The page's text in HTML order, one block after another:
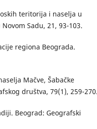
teritorija i naselja u
Sadu, 21, 93-103.
regiona Beograda.
Mačve, Šabačke
društva, 79(1), 259-270.
Beograd: Geografski